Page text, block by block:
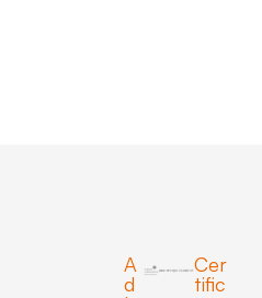
A
d
Cer
tific